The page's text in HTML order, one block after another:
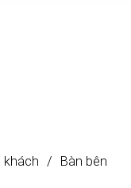
khách / Bàn bên